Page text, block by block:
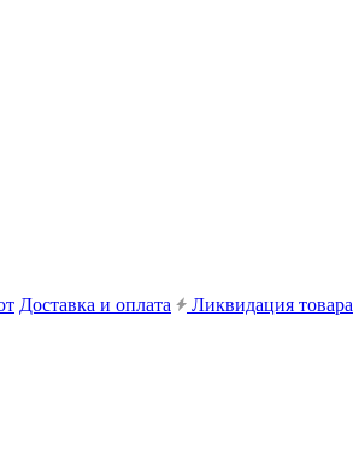
Доставка и оплата Ликвидация товара